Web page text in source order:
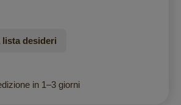
desideri
in 1–3 giorni